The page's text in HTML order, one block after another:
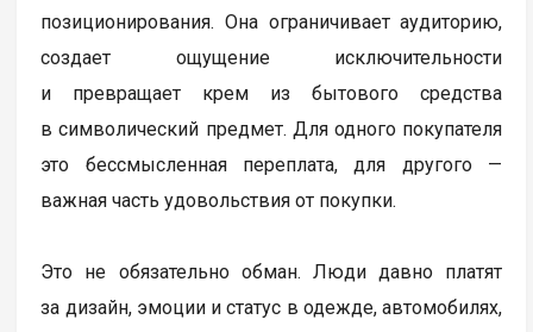
позиционирования. Она ограничивает аудиторию,
создает ощущение исключительности
и превращает крем из бытового средства
в символический предмет. Для одного покупателя
это бессмысленная переплата, для другого —
важная часть удовольствия от покупки.
Это не обязательно обман. Люди давно платят
за дизайн, эмоции и статус в одежде, автомобилях,